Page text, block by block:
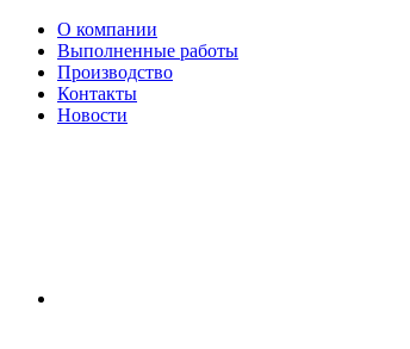
О компании
Выполненные работы
Производство
Контакты
Новости